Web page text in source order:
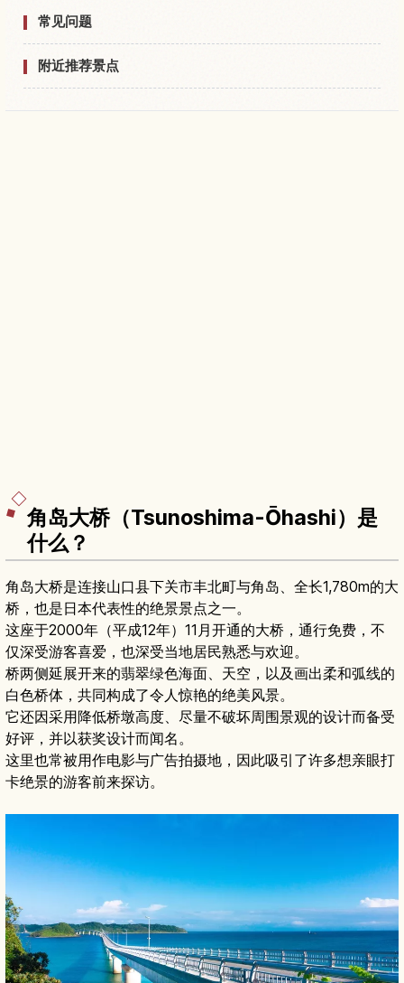
常见问题
附近推荐景点
角岛大桥（Tsunoshima-Ōhashi）是
什么？
角岛大桥是连接山口县下关市丰北町与角岛、全长1,780m的大
桥，也是日本代表性的绝景景点之一。
这座于2000年（平成12年）11月开通的大桥，通行免费，不
仅深受游客喜爱，也深受当地居民熟悉与欢迎。
桥两侧延展开来的翡翠绿色海面、天空，以及画出柔和弧线的
白色桥体，共同构成了令人惊艳的绝美风景。
它还因采用降低桥墩高度、尽量不破坏周围景观的设计而备受
好评，并以获奖设计而闻名。
这里也常被用作电影与广告拍摄地，因此吸引了许多想亲眼打
卡绝景的游客前来探访。